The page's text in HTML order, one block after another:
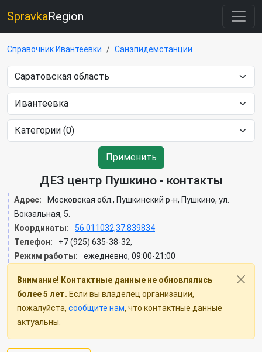
SpravkaRegion
Справочник Ивантеевки Санэпидемстанции
Применить
ДЕЗ центр Пушкино - контакты
Адрес:
Московская обл., Пушкинский р-н, Пушкино, ул.
Вокзальная, 5.
Координаты:
56.011032,37.839834
Телефон:
+7 (925) 635-38-32,
Режим работы:
ежедневно, 09:00-21:00
Внимание! Контактные данные не обновлялись
более 5 лет. Если вы владелец организации,
пожалуйста, сообщите нам, что контактные данные
актуальны.